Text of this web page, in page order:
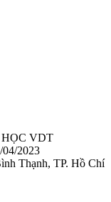
VDT
04/2023
Thạnh, TP. Hồ Chí